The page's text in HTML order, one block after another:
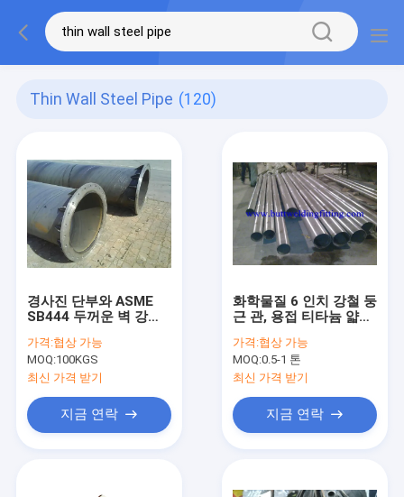
Thin Wall Steel Pipe (120)
경사진 단부와 ASME
SB444 두꺼운 벽 강관
ASTM 비 829
가격:협상 가능
MOQ:100KGS
최신 가격 받기
지금 연락
화학물질 6 인치 강철 둥
근 관, 용접 티타늄 얇은
가격:협상 가능
MOQ:0.5-1 톤
최신 가격 받기
지금 연락